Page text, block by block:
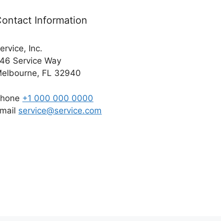
Information
Inc.
Service Way
FL 32940
+1 000 000 0000
service@service.com